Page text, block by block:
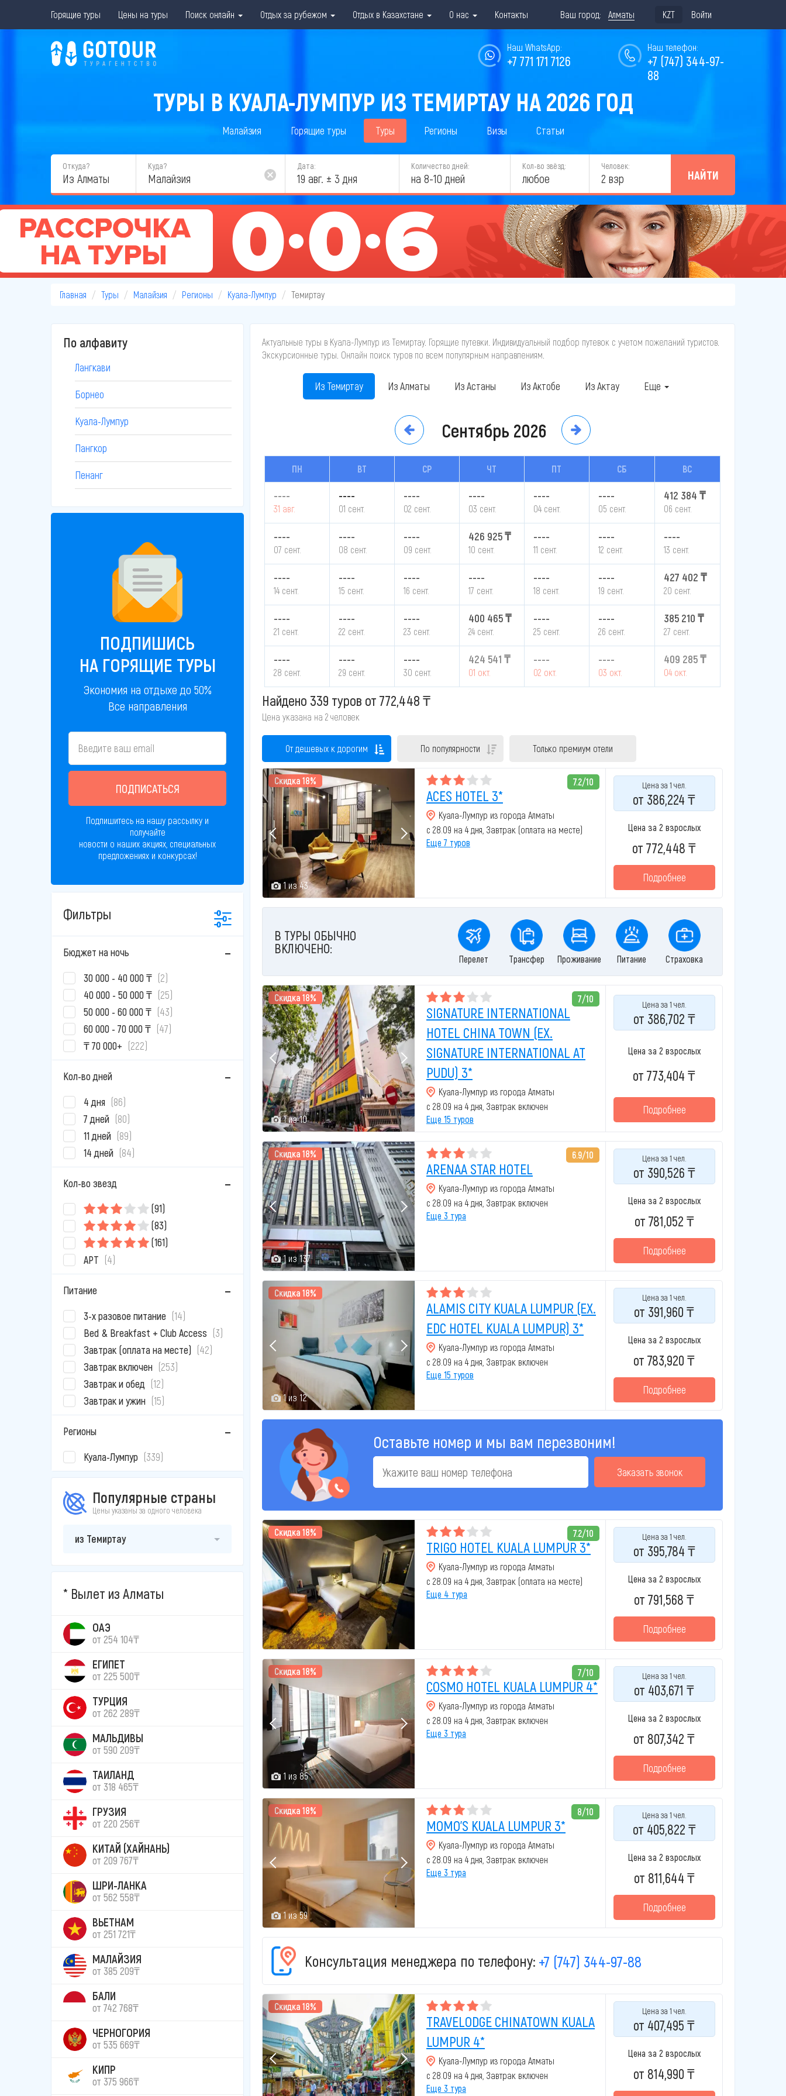
Горящие туры Цены на туры Поиск онлайн Отдых за рубежом Отдых в Казахстане О нас Контакты Ваш город: Алматы KZT Войти
Наш телефон:
+7 (747) 344-97-
88
Наш WhatsApp:
+7 771 171 7126
ТУРЫ В КУАЛА-ЛУМПУР ИЗ ТЕМИРТАУ НА 2026 ГОД
Малайзия Горящие туры Туры Регионы Визы Статьи
Откуда?
Из Алматы
Куда? Дата:
19 авг. ± 3 дня
Количество дней:
на 8-10 дней
Кол-во звёзд:
любое
Человек:
2 взр НАЙТИ
Главная Туры Малайзия Регионы Куала-Лумпур Темиртау
По алфавиту
Лангкави
Борнео
Куала-Лумпур
Пангкор
Пенанг
ПОДПИШИСЬ
НА ГОРЯЩИЕ ТУРЫ
Экономия на отдыхе до 50%
Все направления
ПОДПИСАТЬСЯ
Подпишитесь на нашу рассылку и
получайте
новости о наших акциях, специальных
предложениях и конкурсах!
Фильтры
Бюджет на ночь
30 000 - 40 000 ₸ (2)
40 000 - 50 000 ₸ (25)
50 000 - 60 000 ₸ (43)
60 000 - 70 000 ₸ (47)
₸ 70 000+ (222)
Кол-во дней
4 дня (86)
7 дней (80)
11 дней (89)
14 дней (84)
Кол-во звезд
(91)
(83)
(161)
APT (4)
Питание
3-х разовое питание (14)
Bed & Breakfast + Club Access (3)
Завтрак (оплата на месте) (42)
Завтрак включен (253)
Завтрак и обед (12)
Завтрак и ужин (15)
Регионы
Куала-Лумпур (339)
Популярные страны
Цены указаны за одного человека
из Темиртау
Вылет из Алматы
ОАЭ
от 254 104₸
ЕГИПЕТ
от 225 500₸
ТУРЦИЯ
от 262 289₸
МАЛЬДИВЫ
от 590 209₸
ТАИЛАНД
от 318 465₸
ГРУЗИЯ
от 220 256₸
КИТАЙ (ХАЙНАНЬ)
от 209 767₸
ШРИ-ЛАНКА
от 562 558₸
ВЬЕТНАМ
от 251 721₸
МАЛАЙЗИЯ
от 385 209₸
БАЛИ
от 742 768₸
ЧЕРНОГОРИЯ
от 535 669₸
КИПР
от 375 966₸
Актуальные туры в Куала-Лумпур из Темиртау. Горящие путевки. Индивидуальный подбор путевок с учетом пожеланий туристов.
Экскурсионные туры. Онлайн поиск туров по всем популярным направлениям.
Из Темиртау Из Алматы Из Астаны Из Актобе Из Актау Еще
Сентябрь 2026
ПН ВТ СР ЧТ ПТ СБ ВС
----
31 авг.
----
01 сент.
----
02 сент.
----
03 сент.
----
04 сент.
----
05 сент.
412 384 ₸
06 сент.
----
07 сент.
----
08 сент.
----
09 сент.
426 925 ₸
10 сент.
----
11 сент.
----
12 сент.
----
13 сент.
----
14 сент.
----
15 сент.
----
16 сент.
----
17 сент.
----
18 сент.
----
19 сент.
427 402 ₸
20 сент.
----
21 сент.
----
22 сент.
----
23 сент.
400 465 ₸
24 сент.
----
25 сент.
----
26 сент.
385 210 ₸
27 сент.
----
28 сент.
----
29 сент.
----
30 сент.
424 541 ₸
01 окт.
----
02 окт.
----
03 окт.
409 285 ₸
04 окт.
Найдено 339 туров от 772,448 ₸
Цена указана на 2 человек
От дешевых к дорогим По популярности Только премиум отели
Скидка 18%
1 из 43
7.2/10
ACES HOTEL 3*
Куала-Лумпур из города Алматы
с 28.09 на 4 дня, Завтрак (оплата на месте)
Еще 7 туров
Цена за 1 чел.
от 386,224 ₸
Цена за 2 взрослых
от 772,448 ₸
Подробнее
В ТУРЫ ОБЫЧНО
ВКЛЮЧЕНО:
Перелет Трансфер Проживание Питание Страховка
Скидка 18%
1 из 10
7/10
SIGNATURE INTERNATIONAL
HOTEL CHINA TOWN (EX.
SIGNATURE INTERNATIONAL AT
PUDU) 3*
Куала-Лумпур из города Алматы
с 28.09 на 4 дня, Завтрак включен
Еще 15 туров
Цена за 1 чел.
от 386,702 ₸
Цена за 2 взрослых
от 773,404 ₸
Подробнее
Скидка 18%
1 из 137
6.9/10
ARENAA STAR HOTEL
Куала-Лумпур из города Алматы
с 28.09 на 4 дня, Завтрак включен
Еще 3 тура
Цена за 1 чел.
от 390,526 ₸
Цена за 2 взрослых
от 781,052 ₸
Подробнее
Скидка 18%
1 из 12
ALAMIS CITY KUALA LUMPUR (EX.
EDC HOTEL KUALA LUMPUR) 3*
Куала-Лумпур из города Алматы
с 28.09 на 4 дня, Завтрак включен
Еще 15 туров
Цена за 1 чел.
от 391,960 ₸
Цена за 2 взрослых
от 783,920 ₸
Подробнее
Оставьте номер и мы вам перезвоним!
Заказать звонок
Скидка 18% 7.2/10
TRIGO HOTEL KUALA LUMPUR 3*
Куала-Лумпур из города Алматы
с 28.09 на 4 дня, Завтрак (оплата на месте)
Еще 4 тура
Цена за 1 чел.
от 395,784 ₸
Цена за 2 взрослых
от 791,568 ₸
Подробнее
Скидка 18%
1 из 85
7/10
COSMO HOTEL KUALA LUMPUR 4*
Куала-Лумпур из города Алматы
с 28.09 на 4 дня, Завтрак включен
Еще 3 тура
Цена за 1 чел.
от 403,671 ₸
Цена за 2 взрослых
от 807,342 ₸
Подробнее
Скидка 18%
1 из 59
8/10
MOMO'S KUALA LUMPUR 3*
Куала-Лумпур из города Алматы
с 28.09 на 4 дня, Завтрак включен
Еще 3 тура
Цена за 1 чел.
от 405,822 ₸
Цена за 2 взрослых
от 811,644 ₸
Подробнее
Консультация менеджера по телефону: +7 (747) 344-97-88
Скидка 18%
TRAVELODGE CHINATOWN KUALA
LUMPUR 4*
Куала-Лумпур из города Алматы
с 28.09 на 4 дня, Завтрак включен
Еще 3 тура
Цена за 1 чел.
от 407,495 ₸
Цена за 2 взрослых
от 814,990 ₸